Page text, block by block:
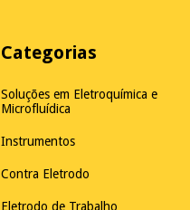
Categorias
Soluções em Eletroquímica e
Microfluídica
Instrumentos
Contra Eletrodo
Eletrodo de Trabalho